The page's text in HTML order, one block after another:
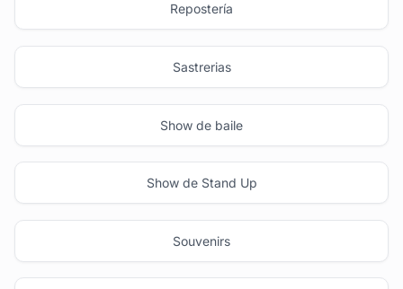
Repostería
Sastrerias
Show de baile
Show de Stand Up
Souvenirs